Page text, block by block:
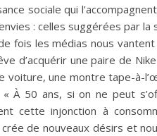
sociale qui
: celles suggérées par
fois les médias nous
d’acquérir une paire de
voiture, une montre tape-à-
« À 50 ans, si on ne peut
cette injonction à
de nouveaux désirs et